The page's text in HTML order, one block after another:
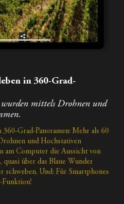
in 360-Grad-
mittels Drohnen und
Grad-Panoramen: Mehr als 60
und Hochstativen
am Computer die Aussicht von
über das Blaue Wunder
schweben. Und: Für Smartphones
Funktion!